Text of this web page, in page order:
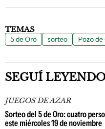
TEMAS
5 de Oro sorteo Pozo de
SEGUÍ
JUEGOS DE AZAR
Sorteo del 5 de Oro: cuatro
este miércoles 19 de noviembre